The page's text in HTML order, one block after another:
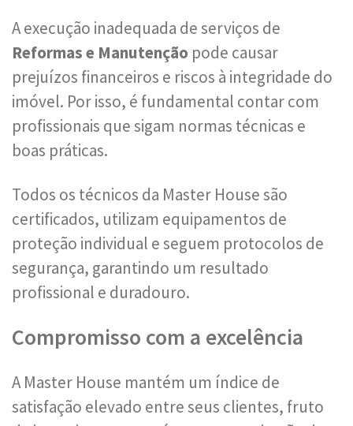
A execução inadequada de serviços de
Reformas e Manutenção pode causar
prejuízos financeiros e riscos à integridade do
imóvel. Por isso, é fundamental contar com
profissionais que sigam normas técnicas e
boas práticas.
Todos os técnicos da Master House são
certificados, utilizam equipamentos de
proteção individual e seguem protocolos de
segurança, garantindo um resultado
profissional e duradouro.
Compromisso com a excelência
A Master House mantém um índice de
satisfação elevado entre seus clientes, fruto